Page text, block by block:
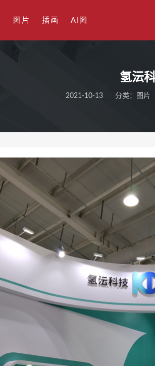
图片 插画 AI图
氢沄
2021-10-13 分类： 图片